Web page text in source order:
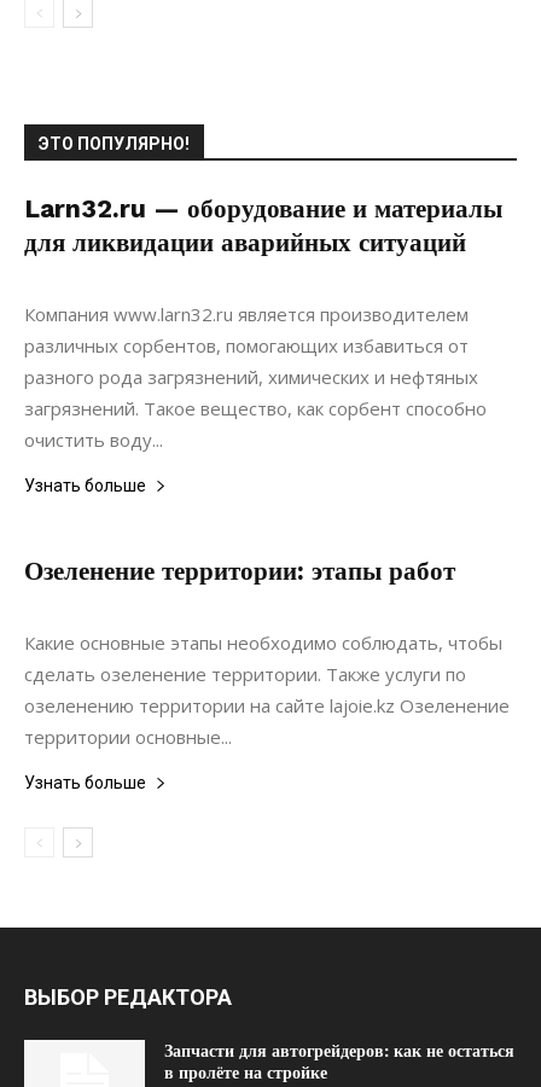
ЭТО ПОПУЛЯРНО!
Larn32.ru — оборудование и материалы
для ликвидации аварийных ситуаций
01.05.2019
Компания www.larn32.ru является производителем
различных сорбентов, помогающих избавиться от
разного рода загрязнений, химических и нефтяных
загрязнений. Такое вещество, как сорбент способно
очистить воду...
Узнать больше
Озеленение территории: этапы работ
22.04.2022
Какие основные этапы необходимо соблюдать, чтобы
сделать озеленение территории. Также услуги по
озеленению территории на сайте lajoie.kz Озеленение
территории основные...
Узнать больше
ВЫБОР РЕДАКТОРА
Запчасти для автогрейдеров: как не остаться
в пролёте на стройке